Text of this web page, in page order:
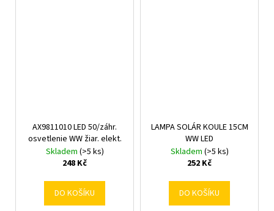
AX9811010 LED 50/záhr.
osvetlenie WW žiar. elekt.
Skladem (>5 ks)
248 Kč
DO KOŠÍKU
LAMPA SOLÁR KOULE 15CM
WW LED
Skladem (>5 ks)
252 Kč
DO KOŠÍKU